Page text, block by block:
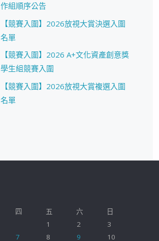
作組順序公告
【競賽入圍】2026放視大賞決選入圍
名單
【競賽入圍】2026 A+文化資產創意獎
學生組競賽入圍
【競賽入圍】2026放視大賞複選入圍
名單
四 五 六
日
1
2
3
7 8 9 10